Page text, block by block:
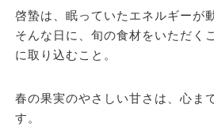
啓蟄は、眠っていたエネルギーが
そんな日に、旬の食材をいただく
に取り込むこと。
春の果実のやさしい甘さは、心ま
す。